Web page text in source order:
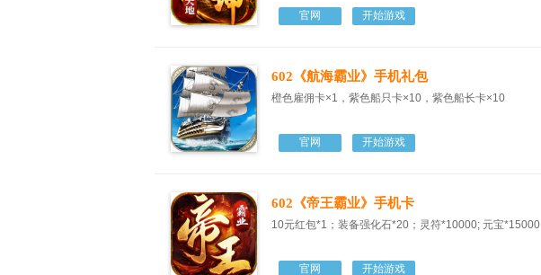
官网 开始游戏
602《航海霸业》手机礼包
橙色雇佣卡×1，紫色船只卡×10，紫色船长卡×10
官网 开始游戏
602《帝王霸业》手机卡
10元红包*1；装备强化石*20；灵符*10000; 元宝*15000
官网 开始游戏